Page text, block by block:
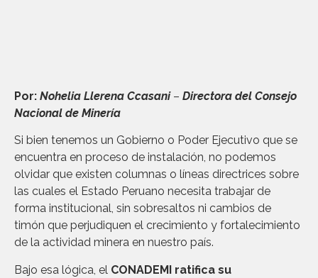
Por: Nohelia Llerena Ccasani– Directora del Consejo
Nacional de Minería
Si bien tenemos un Gobierno o Poder Ejecutivo que se
encuentra en proceso de instalación, no podemos
olvidar que existen columnas o líneas directrices sobre
las cuales el Estado Peruano necesita trabajar de
forma institucional, sin sobresaltos ni cambios de
timón que perjudiquen el crecimiento y fortalecimiento
de la actividad minera en nuestro país.
Bajo esa lógica, el CONADEMI ratifica su